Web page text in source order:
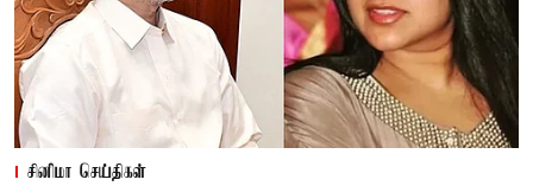
சினிமா செய்திகள்